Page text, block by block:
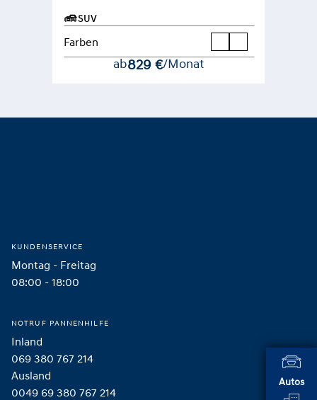
Autos
SUV
Farben
ab829 €/Monat
KUNDENSERVICE
Montag - Freitag
08:00 - 18:00
NOTRUF PANNENHILFE
Inland
069 380 767 214
Ausland
0049 69 380 767 214